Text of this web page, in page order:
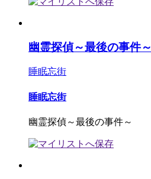
幽霊探偵～最後の事件～
睡眠忘街
睡眠忘街
幽霊探偵～最後の事件～